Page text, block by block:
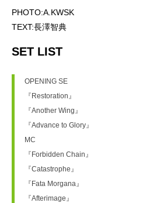
PHOTO:A.KWSK
TEXT:長澤智典
SET LIST
OPENING SE
『Restoration』
『Another Wing』
『Advance to Glory』
MC
『Forbidden Chain』
『Catastrophe』
『Fata Morgana』
『Afterimage』